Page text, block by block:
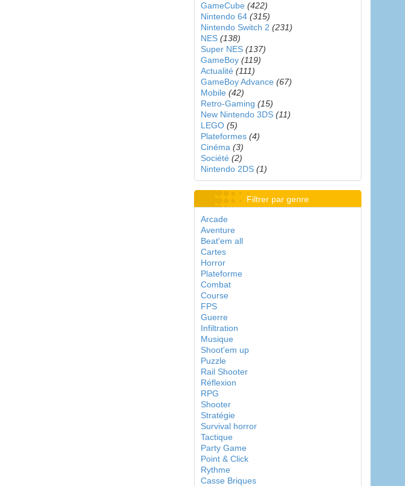
GameCube (422)
Nintendo 64 (315)
Nintendo Switch 2 (231)
NES (138)
Super NES (137)
GameBoy (119)
Actualité (111)
GameBoy Advance (67)
Mobile (42)
Retro-Gaming (15)
New Nintendo 3DS (11)
LEGO (5)
Plateformes (4)
Cinéma (3)
Société (2)
Nintendo 2DS (1)
Filtrer par genre
Arcade
Aventure
Beat'em all
Cartes
Horror
Plateforme
Combat
Course
FPS
Guerre
Infiltration
Musique
Shoot'em up
Puzzle
Rail Shooter
Réflexion
RPG
Shooter
Stratégie
Survival horror
Tactique
Party Game
Point & Click
Rythme
Casse Briques